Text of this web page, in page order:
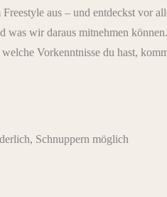
aus – und entdeckst vor
wir daraus mitnehmen
Vorkenntnisse du hast,
Schnuppern möglich